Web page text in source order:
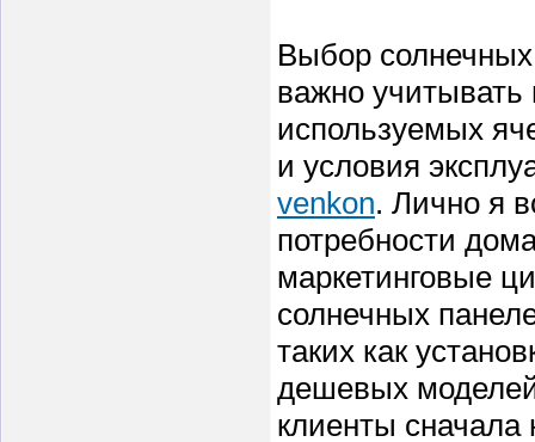
Выбор солнечных
важно учитывать
используемых
и условия
venkon. Лично я
потребности
маркетинговые
солнечных
таких как
дешевых
клиенты сначала